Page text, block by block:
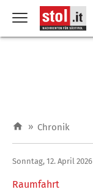
» Chronik
Raumfahrt
Sonntag, 12. April 2026